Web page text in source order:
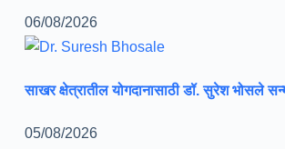
06/08/2026
साखर क्षेत्रातील योगदानासाठी डॉ. सुरेश भोसले
05/08/2026